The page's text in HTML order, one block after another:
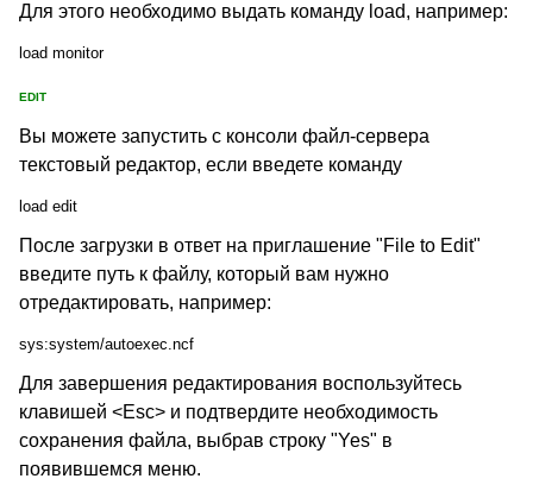
Для этого необходимо выдать команду load, например:
load monitor
EDIT
Вы можете запустить с консоли файл-сервера
текстовый редактор, если введете команду
load edit
После загрузки в ответ на приглашение "File to Edit"
введите путь к файлу, который вам нужно
отредактировать, например:
sys:system/autoexec.ncf
Для завершения редактирования воспользуйтесь
клавишей <Esc> и подтвердите необходимость
сохранения файла, выбрав строку "Yes" в
появившемся меню.